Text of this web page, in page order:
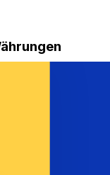
Geldtransfers
und